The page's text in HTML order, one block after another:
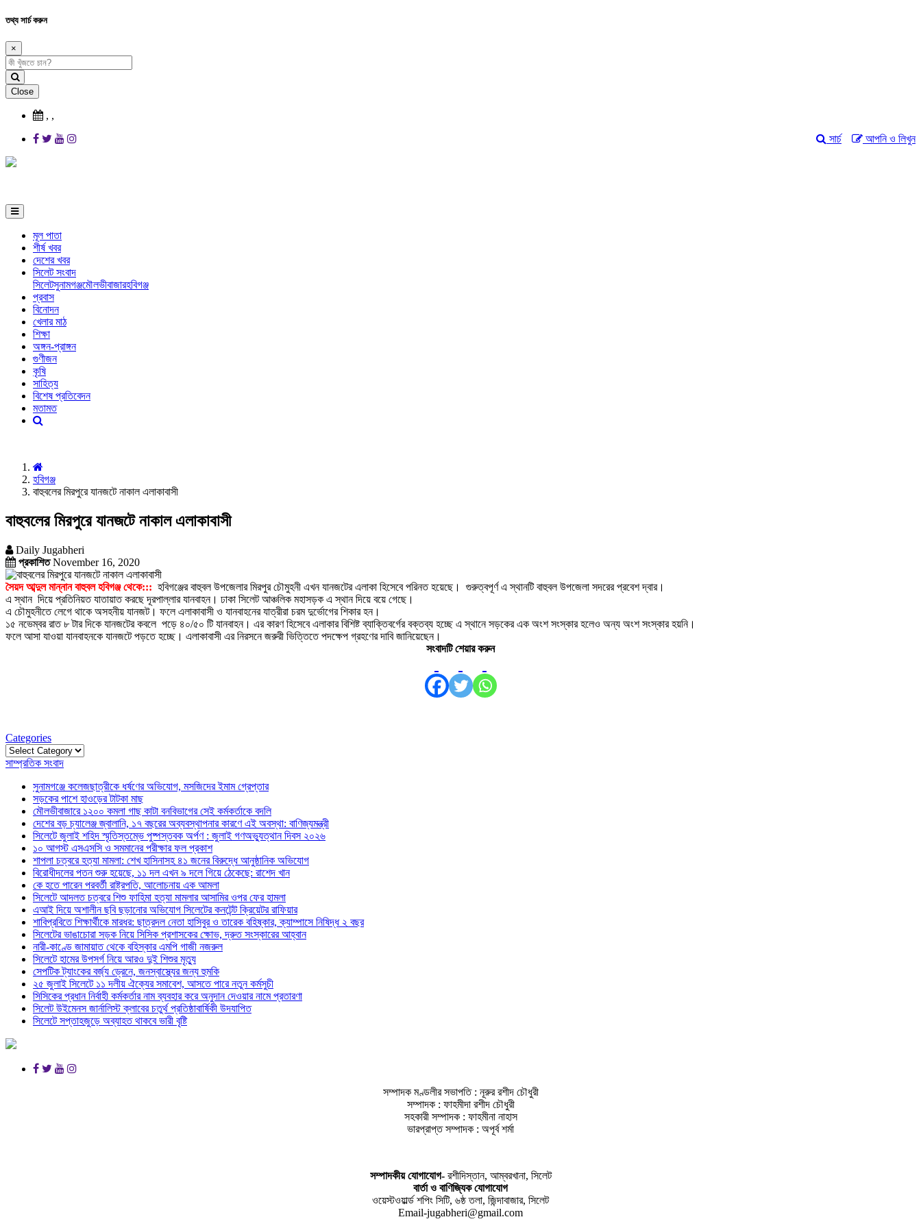
তথ্য সার্চ করুন
×
Close
, ,
আপনি ও লিখুন
সার্চ
মূল পাতা
শীর্ষ খবর
দেশের খবর
সিলেট সংবাদ
সিলেটসুনামগঞ্জমৌলভীবাজারহবিগঞ্জ
প্রবাস
বিনোদন
খেলার মাঠ
শিক্ষা
অঙ্গন-প্রাঙ্গন
গুণীজন
কৃষি
সাহিত্য
বিশেষ প্রতিবেদন
মতামত
হবিগঞ্জ
বাহুবলের মিরপুরে যানজটে নাকাল এলাকাবাসী
বাহুবলের মিরপুরে যানজটে নাকাল এলাকাবাসী
Daily Jugabheri
প্রকাশিতNovember 16, 2020
সৈয়দ আব্দুল মান্নান বাহুবল হবিগঞ্জ থেকে::: হবিগঞ্জের বাহুবল উপজেলার মিরপুর চৌমুহনী এখন যানজটের এলাকা হিসেবে পরিনত হয়েছে। গুরুত্বপূর্ণ এ স্থানটি বাহুবল উপজেলা সদরের প্রবেশ দ্বার।
এ স্থান দিয়ে প্রতিনিয়ত যাতায়াত করছে দূরপাল্লার যানবাহন। ঢাকা সিলেট আঞ্চলিক মহাসড়ক এ স্থান দিয়ে বয়ে গেছে।
এ চৌমুহনীতে লেগে থাকে অসহনীয় যানজট। ফলে এলাকাবাসী ও যানবাহনের যাত্রীরা চরম দুর্ভোগের শিকার হন।
১৫ নভেম্বর রাত ৮ টার দিকে যানজটের কবলে পড়ে ৪০/৫০ টি যানবাহন। এর কারণ হিসেবে এলাকার বিশিষ্ট ব্যাক্তিবর্গের বক্তব্য হচ্ছে এ স্থানে সড়কের এক অংশ সংস্কার হলেও অন্য অংশ সংস্কার হয়নি।
ফলে আসা যাওয়া যানবাহনকে যানজটে পড়তে হচ্ছে। এলাকাবাসী এর নিরসনে জরুরী ভিত্তিতে পদক্ষেপ গ্রহণের দাবি জানিয়েছেন।
সংবাদটি শেয়ার করুন
Categories
Categories
সাম্প্রতিক সংবাদ
সুনামগঞ্জে কলেজছাত্রীকে ধর্ষণের অভিযোগ, মসজিদের ইমাম গ্রেপ্তার
সড়কের পাশে হাওড়ের টাটকা মাছ
মৌলভীবাজারে ১২০০ কমলা গাছ কাটা বনবিভাগের সেই কর্মকর্তাকে বদলি
দেশের বড় চ্যালেঞ্জ জ্বালানি, ১৭ বছরের অব্যবস্থাপনার কারণে এই অবস্থা: বাণিজ্যমন্ত্রী
সিলেটে জুলাই শহিদ স্মৃতিস্তম্ভে পুষ্পস্তবক অর্পণ : জুলাই গণঅভ্যুত্থান দিবস ২০২৬
১০ আগস্ট এসএসসি ও সমমানের পরীক্ষার ফল প্রকাশ
শাপলা চত্বরে হত্যা মামলা: শেখ হাসিনাসহ ৪১ জনের বিরুদ্ধে আনুষ্ঠানিক অভিযোগ
বিরোধীদলের পতন শুরু হয়েছে, ১১ দল এখন ৯ দলে গিয়ে ঠেকেছে: রাশেদ খান
কে হতে পারেন পরবর্তী রাষ্ট্রপতি, আলোচনায় এক আমলা
সিলেটে আদলত চত্বরে শিশু ফাহিমা হত্যা মামলার আসামির ওপর ফের হামলা
এআই দিয়ে অশালীন ছবি ছড়ানোর অভিযোগ সিলেটের কনটেন্ট ক্রিয়েটর রাফিয়ার
শাবিপ্রবিতে শিক্ষার্থীকে মারধর: ছাত্রদল নেতা হাসিবুর ও তারেক বহিষ্কার, ক্যাম্পাসে নিষিদ্ধ ২ বছর
সিলেটের ভাঙাচোরা সড়ক নিয়ে সিসিক প্রশাসকের ক্ষোভ, দ্রুত সংস্কারের আহ্বান
নারী-কাণ্ডে জামায়াত থেকে বহিস্কার এমপি গাজী নজরুল
সিলেটে হামের উপসর্গ নিয়ে আরও দুই শিশুর মৃত্যু
সেপটিক ট্যাংকের বর্জ্য ড্রেনে, জনস্বাস্থ্যের জন্য হুমকি
২৫ জুলাই সিলেটে ১১ দলীয় ঐক্যের সমাবেশ, আসতে পারে নতুন কর্মসুচী
সিসিকের প্রধান নির্বাহী কর্মকর্তার নাম ব্যবহার করে অনুদান দেওয়ার নামে প্রতারণা
সিলেট উইমেনস জার্নালিস্ট ক্লাবের চতুর্থ প্রতিষ্ঠাবার্ষিকী উদযাপিত
সিলেটে সপ্তাহজুড়ে অব্যাহত থাকবে ভারী বৃষ্টি
সম্পাদক মণ্ডলীর সভাপতি : নূরুর রশীদ চৌধুরী
সম্পাদক : ফাহমীদা রশীদ চৌধুরী
সহকারী সম্পাদক : ফাহমীনা নাহাস
ভারপ্রাপ্ত সম্পাদক : অপূর্ব শর্মা
সম্পাদকীয় যােগাযোগ-রশীদিস্তান, আম্বরখানা, সিলেট
বার্তা ও বাণিজ্যিক যোগাযােগ
ওয়েস্টওয়ার্ল্ড শপিং সিটি, ৬ষ্ঠ তলা, জিন্দাবাজার, সিলেট
Email-jugabheri@gmail.com